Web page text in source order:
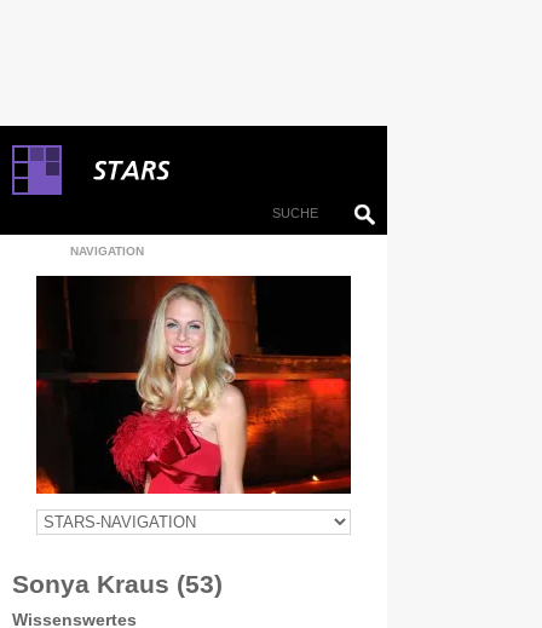
NAVIGATION
Sonya Kraus (53)
Wissenswertes